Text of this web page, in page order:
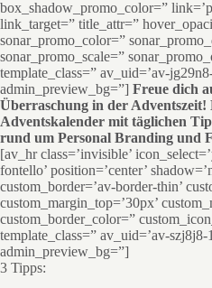
box_shadow_promo_color=”
link_target=” title_attr=”
sonar_promo_color=”
sonar_promo_scale=”
template_class=” av_uid=’av-
admin_preview_bg=”] Freue dich
Überraschung in der Adventszeit!
Adventskalender mit täglichen
rund um Personal Branding und
[av_hr class=’invisible’
fontello’ position=’center’
custom_border=’av-border-thin’
custom_margin_top=’30px’
custom_border_color=”
template_class=” av_uid=’av-szj8j8-
admin_preview_bg=”]
3 Tipps: